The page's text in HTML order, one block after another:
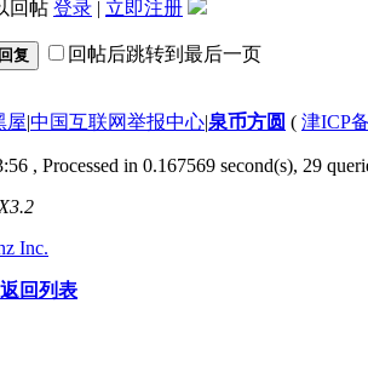
回帖 登录 | 立即注册
复 回帖后跳转到最后一页
屋|中国互联网举报中心|泉币方圆 ( 津ICP
, Processed in 0.167569 second(s), 29
X3.2
Inc.
返回列表